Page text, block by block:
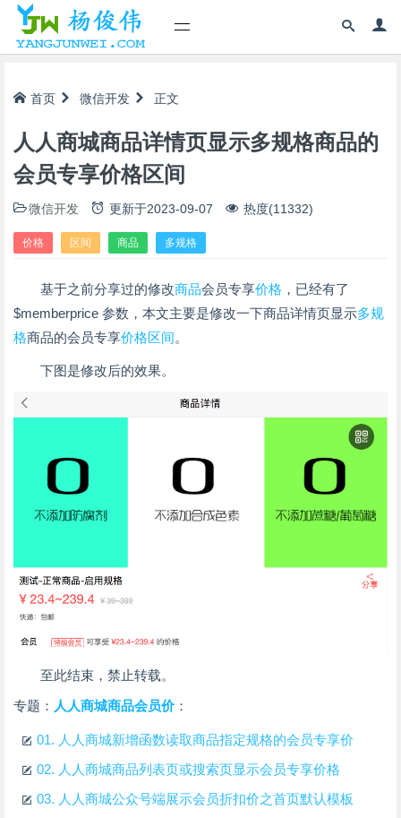
首页 微信开发 正文
人人商城商品详情页显示多规格商品的
会员专享价格区间
微信开发 更新于2023-09-07 热度(11332)
价格 区间 商品 多规格
基于之前分享过的修改商品会员专享价格 ，已经有了
$memberprice 参数，本文主要是修改一下商品详情页显示多规
格商品的会员专享价格区间。
下图是修改后的效果。
至此结束，禁止转载。
专题： 人人商城商品会员价：
01. 人人商城新增函数读取商品指定规格的会员专享价
02. 人人商城商品列表页或搜索页显示会员专享价格
03. 人人商城公众号端展示会员折扣价之首页默认模板